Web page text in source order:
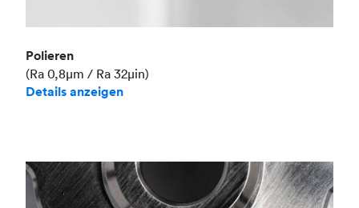
Polieren
(Ra 0,8μm / Ra 32μin)
Details anzeigen